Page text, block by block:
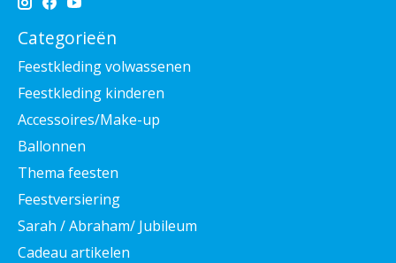
Categorieën
Feestkleding volwassenen
Feestkleding kinderen
Accessoires/Make-up
Ballonnen
Thema feesten
Feestversiering
Sarah / Abraham/ Jubileum
Cadeau artikelen